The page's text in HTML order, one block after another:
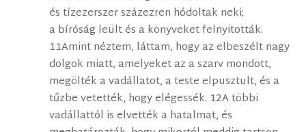
és tízezerszer százezren hódoltak neki;
a bíróság leült és a könyveket felnyitották.
11Amint néztem, láttam, hogy az elbeszélt nagy
dolgok miatt, amelyeket az a szarv mondott,
megölték a vadállatot, a teste elpusztult, és a
tűzbe vetették, hogy elégessék. 12A többi
vadállattól is elvették a hatalmat, és